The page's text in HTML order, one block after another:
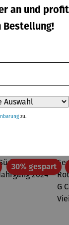
her mit
integriert
Regulärer
37,95 €
30% gespart
an und
zu.